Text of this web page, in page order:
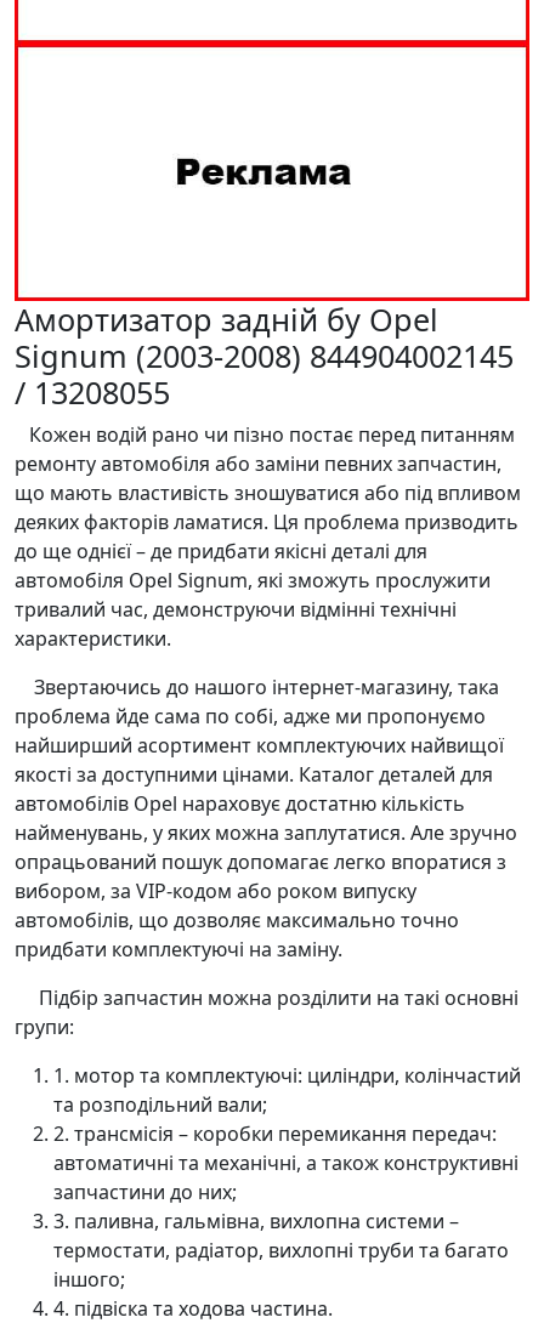
Амортизатор задній бу Opel
Signum (2003-2008) 844904002145
/ 13208055
Кожен водій рано чи пізно постає перед питанням
ремонту автомобіля або заміни певних запчастин,
що мають властивість зношуватися або під впливом
деяких факторів ламатися. Ця проблема призводить
до ще однієї – де придбати якісні деталі для
автомобіля Opel Signum, які зможуть прослужити
тривалий час, демонструючи відмінні технічні
характеристики.
Звертаючись до нашого інтернет-магазину, така
проблема йде сама по собі, адже ми пропонуємо
найширший асортимент комплектуючих найвищої
якості за доступними цінами. Каталог деталей для
автомобілів Opel нараховує достатню кількість
найменувань, у яких можна заплутатися. Але зручно
опрацьований пошук допомагає легко впоратися з
вибором, за VIP-кодом або роком випуску
автомобілів, що дозволяє максимально точно
придбати комплектуючі на заміну.
Підбір запчастин можна розділити на такі основні
групи:
1. мотор та комплектуючі: циліндри, колінчастий
та розподільний вали;
2. трансмісія – коробки перемикання передач:
автоматичні та механічні, а також конструктивні
запчастини до них;
3. паливна, гальмівна, вихлопна системи –
термостати, радіатор, вихлопні труби та багато
іншого;
4. підвіска та ходова частина.